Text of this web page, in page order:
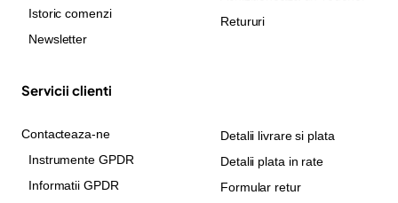
Istoric comenzi
Newsletter
Retururi
Servicii clienti
Contacteaza-ne
Instrumente GPDR
Informatii GPDR
Detalii livrare si plata
Detalii plata in rate
Formular retur